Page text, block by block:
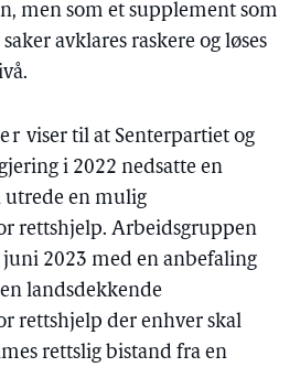
men som et supplement som
avklares raskere og løses
viser til at Senterpartiet og
i 2022 nedsatte en
utrede en mulig
rettshjelp. Arbeidsgruppen
2023 med en anbefaling
landsdekkende
rettshjelp der enhver skal
rettslig bistand fra en